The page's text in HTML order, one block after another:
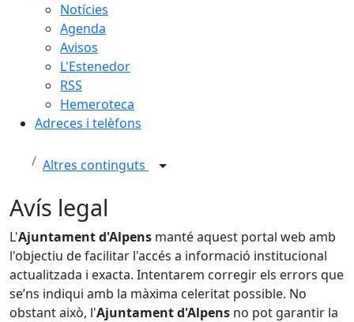
Notícies
Agenda
Avisos
L'Estenedor
RSS
Hemeroteca
Adreces i telèfons
Altres continguts
Avís legal
L'Ajuntament d'Alpens manté aquest portal web amb
l'objectiu de facilitar l'accés a informació institucional
actualitzada i exacta. Intentarem corregir els errors que
se’ns indiqui amb la màxima celeritat possible. No
obstant això, l'Ajuntament d'Alpens no pot garantir la